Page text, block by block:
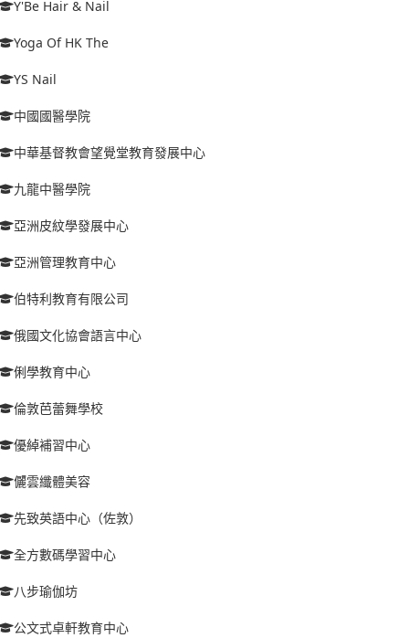
Y'Be Hair & Nail
Yoga Of HK The
YS Nail
中國國醫學院
中華基督教會望覺堂教育發展中心
九龍中醫學院
亞洲皮紋學發展中心
亞洲管理教育中心
伯特利教育有限公司
俄國文化協會語言中心
俐學教育中心
倫敦芭蕾舞學校
優綽補習中心
儷雲纖體美容
先致英語中心（佐敦）
全方數碼學習中心
八步瑜伽坊
公文式卓軒教育中心